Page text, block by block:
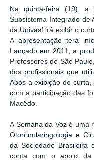
Na quinta-feira (19),
Subsistema Integrado de
da Univasf irá exibir o
A apresentação terá
Lançado em 2011, a
Professores de São
dos profissionais que
Após a exibição do
com a participação das
Macêdo.
A Semana da Voz é uma
Otorrinolaringologia e
da Sociedade Brasileira
conta com o apoio da